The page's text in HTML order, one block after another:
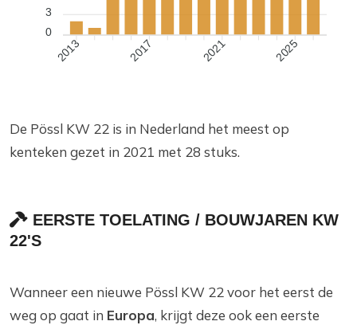
3
0
2013 2017 2021 2025
De Pössl KW 22 is in Nederland het meest op
kenteken gezet in 2021 met 28 stuks.
EERSTE TOELATING / BOUWJAREN KW
22'S
Wanneer een nieuwe Pössl KW 22 voor het eerst de
weg op gaat in Europa, krijgt deze ook een eerste